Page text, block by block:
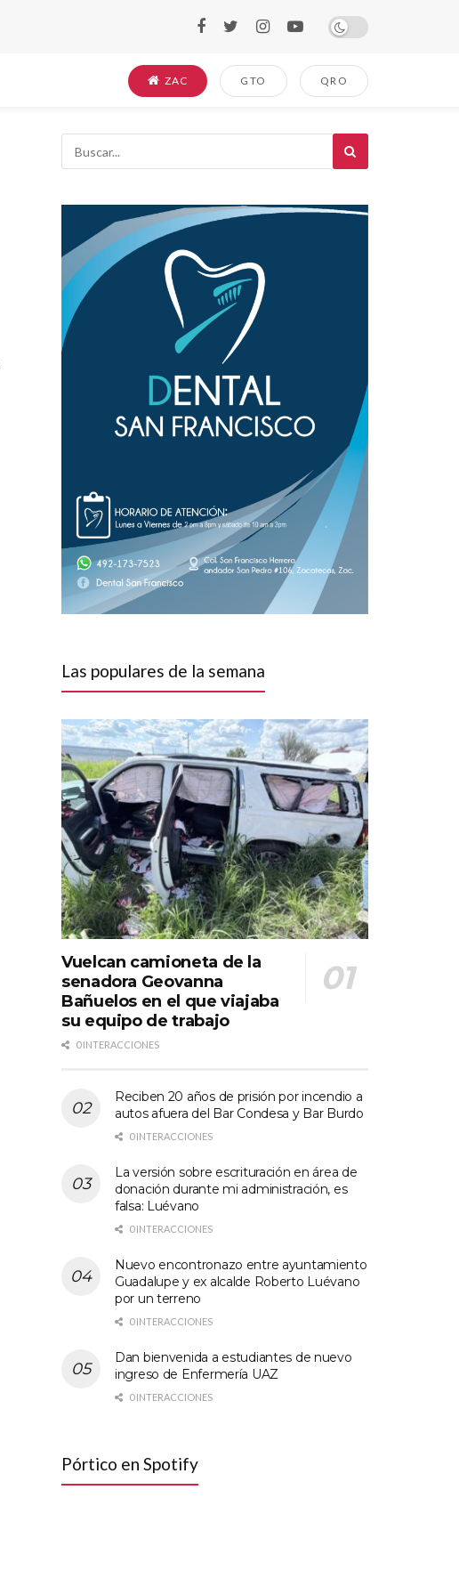
ZAC GTO QRO
Las populares de la semana
Vuelcan camioneta de la
senadora Geovanna
Bañuelos en el que viajaba
su equipo de trabajo
0 INTERACCIONES
Reciben 20 años de prisión por incendio a
autos afuera del Bar Condesa y Bar Burdo
0 INTERACCIONES
La versión sobre escrituración en área de
donación durante mi administración, es
falsa: Luévano
0 INTERACCIONES
Nuevo encontronazo entre ayuntamiento
Guadalupe y ex alcalde Roberto Luévano
por un terreno
0 INTERACCIONES
Dan bienvenida a estudiantes de nuevo
ingreso de Enfermería UAZ
0 INTERACCIONES
Pórtico en Spotify